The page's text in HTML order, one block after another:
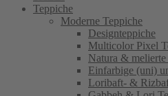
Teppiche
Moderne Teppiche
Designteppiche
Multicolor Pixel
Natura &
Einfarbige (uni)
Loribaft- &